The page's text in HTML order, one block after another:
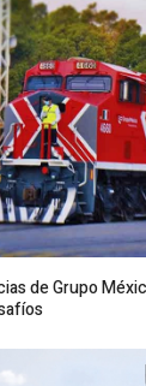
de Grupo